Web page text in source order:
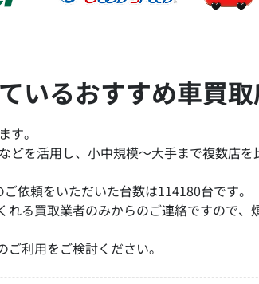
いるおすすめ車買
。
を活用し、小中規模～大手まで複数店を
依頼をいただいた台数は114180台です。
る買取業者のみからのご連絡ですので、
利用をご検討ください。